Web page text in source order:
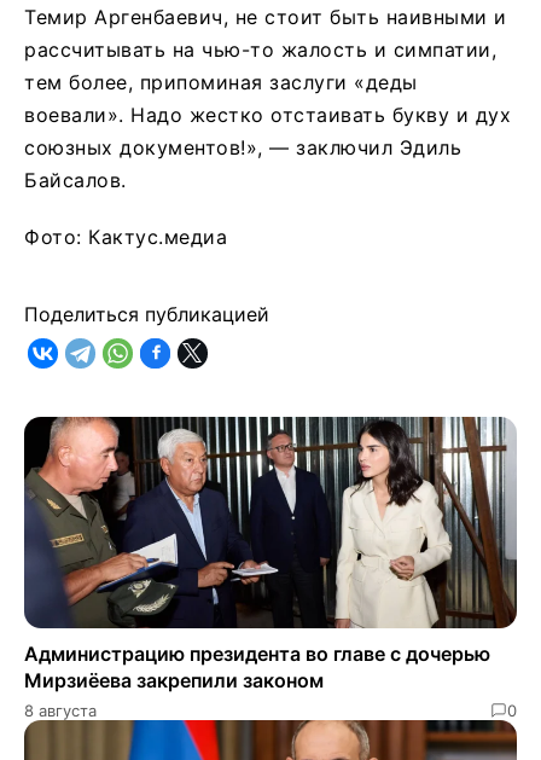
Темир Аргенбаевич, не стоит быть наивными и
рассчитывать на чью-то жалость и симпатии,
тем более, припоминая заслуги «деды
воевали». Надо жестко отстаивать букву и дух
союзных документов!», — заключил Эдиль
Байсалов.
Фото: Кактус.медиа
Поделиться публикацией
Администрацию президента во главе с дочерью
Мирзиёева закрепили законом
8 августа 0